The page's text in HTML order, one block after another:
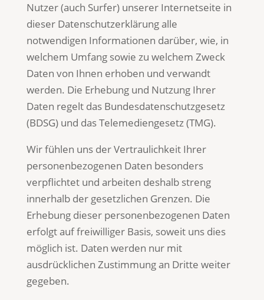
Nutzer (auch Surfer) unserer Internetseite in
dieser Datenschutzerklärung alle
notwendigen Informationen darüber, wie, in
welchem Umfang sowie zu welchem Zweck
Daten von Ihnen erhoben und verwandt
werden. Die Erhebung und Nutzung Ihrer
Daten regelt das Bundesdatenschutzgesetz
(BDSG) und das Telemediengesetz (TMG).
Wir fühlen uns der Vertraulichkeit Ihrer
personenbezogenen Daten besonders
verpflichtet und arbeiten deshalb streng
innerhalb der gesetzlichen Grenzen. Die
Erhebung dieser personenbezogenen Daten
erfolgt auf freiwilliger Basis, soweit uns dies
möglich ist. Daten werden nur mit
ausdrücklichen Zustimmung an Dritte weiter
gegeben.